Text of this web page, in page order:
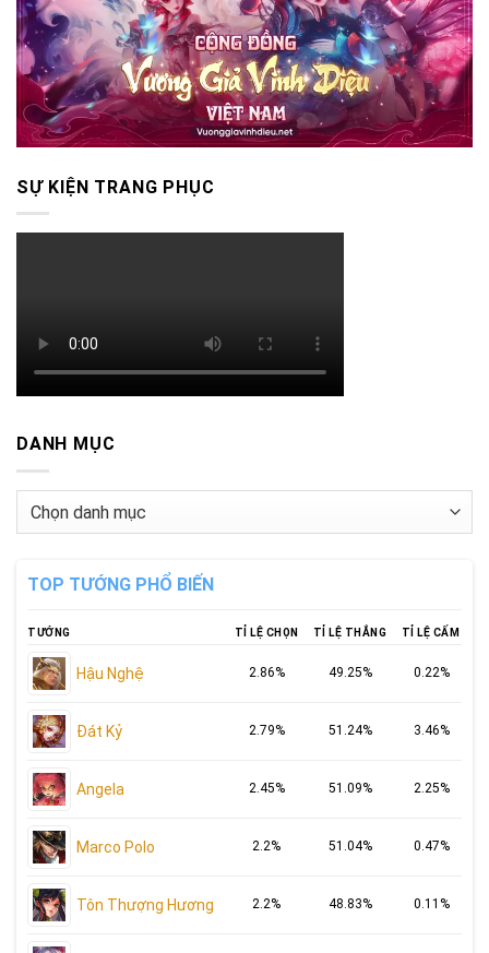
SỰ KIỆN TRANG PHỤC
DANH MỤC
Danh
TOP TƯỚNG PHỔ BIẾN
TƯỚNG TỈ LỆ CHỌN TỈ LỆ THẮNG TỈ LỆ CẤM
Hậu Nghệ 2.86% 49.25% 0.22%
Đát Kỷ 2.79% 51.24% 3.46%
Angela 2.45% 51.09% 2.25%
Marco Polo 2.2% 51.04% 0.47%
Tôn Thượng Hương 2.2% 48.83% 0.11%